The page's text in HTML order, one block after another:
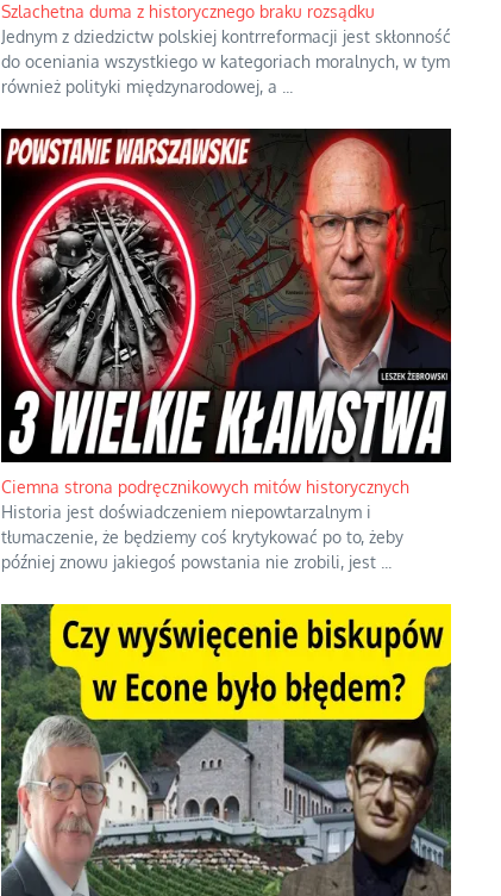
Szlachetna duma z historycznego braku rozsądku
Jednym z dziedzictw polskiej kontrreformacji jest skłonność
do oceniania wszystkiego w kategoriach moralnych, w tym
również polityki międzynarodowej, a
Ciemna strona podręcznikowych mitów historycznych
Historia jest doświadczeniem niepowtarzalnym i
tłumaczenie, że będziemy coś krytykować po to, żeby
później znowu jakiegoś powstania nie zrobili, jest